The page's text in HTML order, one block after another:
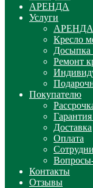
АРЕНДА
Услуги
АРЕНДА
Кресло
Досыпка
Ремонт
Покупателю
Доставка
Оплата
Контакты
Отзывы